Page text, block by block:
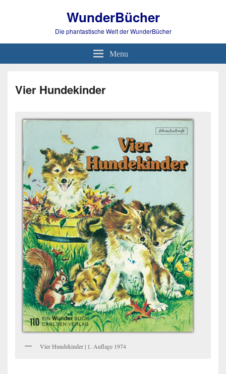
WunderBücher
Die phantastische Welt der WunderBücher
Menu
Vier Hundekinder
Vier Hundekinder | 1. Auflage 1974